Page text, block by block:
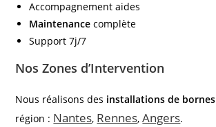
Accompagnement aides
Maintenance complète
Support 7j/7
Nos Zones d’Intervention
Nous réalisons des installations de bornes
région : Nantes, Rennes,Angers.